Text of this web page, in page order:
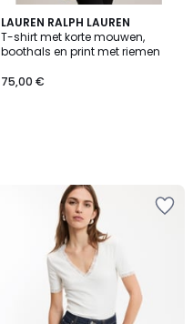
LAUREN RALPH LAUREN
T-shirt met korte mouwen,
boothals en print met riemen
75,00 €